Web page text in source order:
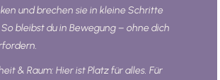
und brechen sie in kleine Schritte
bleibst du in Bewegung – ohne dich
& Raum: Hier ist Platz für alles. Für